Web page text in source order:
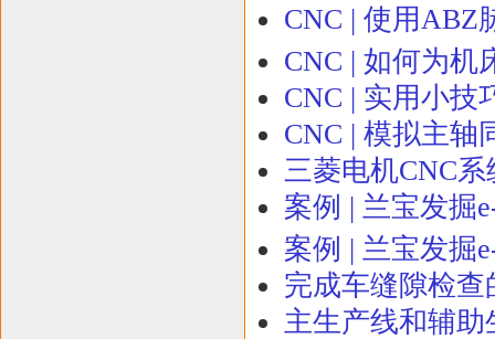
CNC | 使用ABZ
CNC | 如何为机
CNC | 实用小技
CNC | 模拟主轴
三菱电机CNC
案例 | 兰宝发掘
案例 | 兰宝发掘
完成车缝隙检
主生产线和辅